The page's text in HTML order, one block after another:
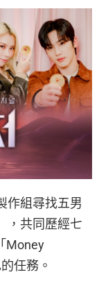
作組尋找五男
，共同歷經七
Money
任務。